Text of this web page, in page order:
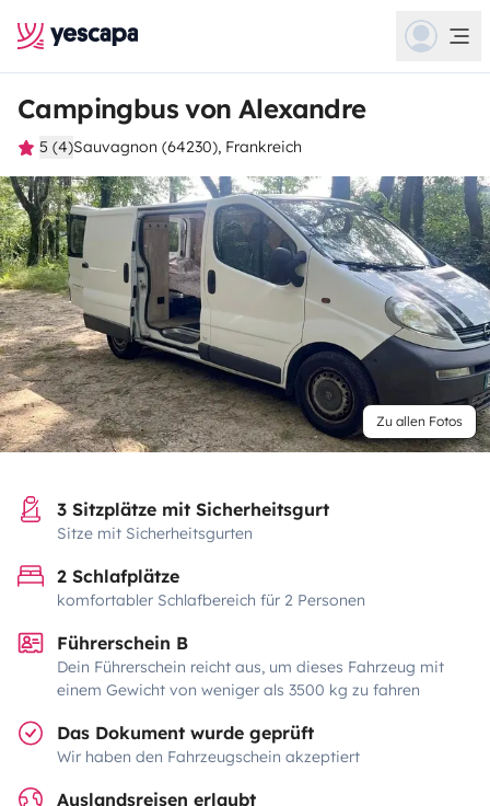
Campingbus von Alexandre
5 (4)Sauvagnon (64230), Frankreich
Zu allen Fotos
3 Sitzplätze mit Sicherheitsgurt
Sitze mit Sicherheitsgurten
2 Schlafplätze
komfortabler Schlafbereich für 2 Personen
Führerschein B
Dein Führerschein reicht aus, um dieses Fahrzeug mit
einem Gewicht von weniger als 3500 kg zu fahren
Das Dokument wurde geprüft
Wir haben den Fahrzeugschein akzeptiert
Auslandsreisen erlaubt